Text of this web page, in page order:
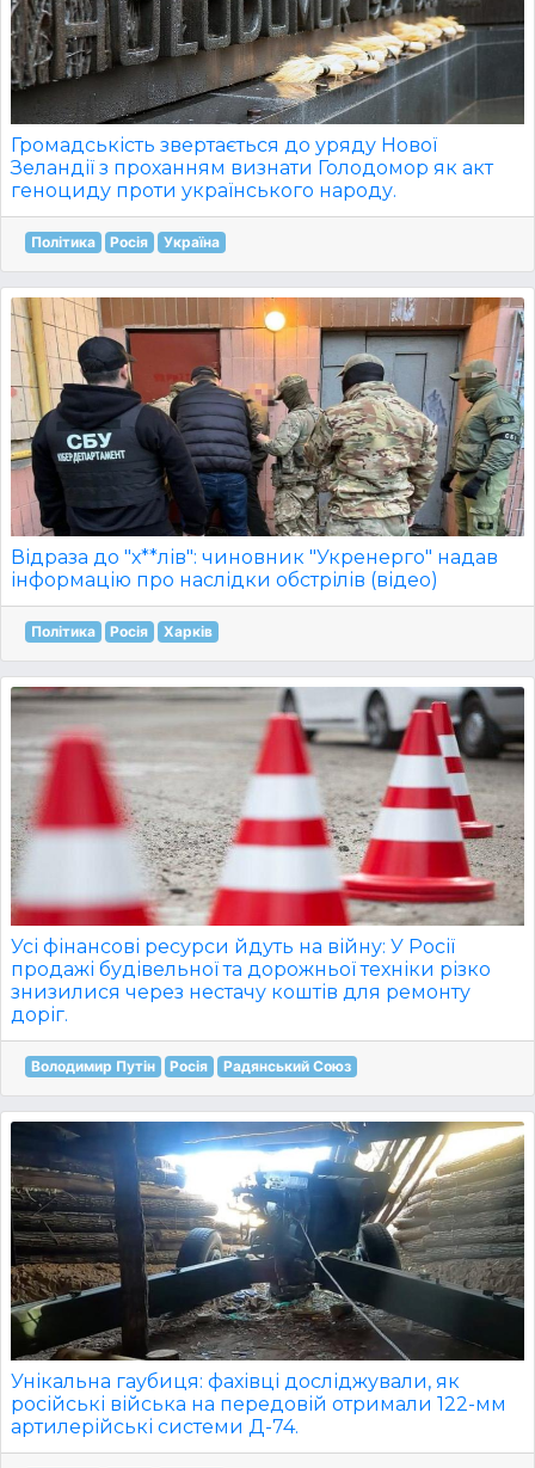
Громадськість звертається до уряду Нової
Зеландії з проханням визнати Голодомор як акт
геноциду проти українського народу.
Політика Росія Україна
Відраза до "х**лів": чиновник "Укренерго" надав
інформацію про наслідки обстрілів (відео)
Політика Росія Харків
Усі фінансові ресурси йдуть на війну: У Росії
продажі будівельної та дорожньої техніки різко
знизилися через нестачу коштів для ремонту
доріг.
Володимир Путін Росія Радянський Союз
Унікальна гаубиця: фахівці досліджували, як
російські війська на передовій отримали 122-мм
артилерійські системи Д-74.